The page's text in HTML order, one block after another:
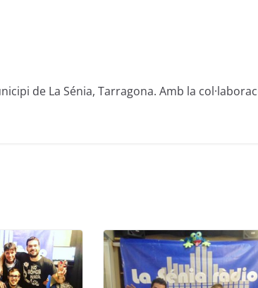
de La Sénia, Tarragona. Amb la